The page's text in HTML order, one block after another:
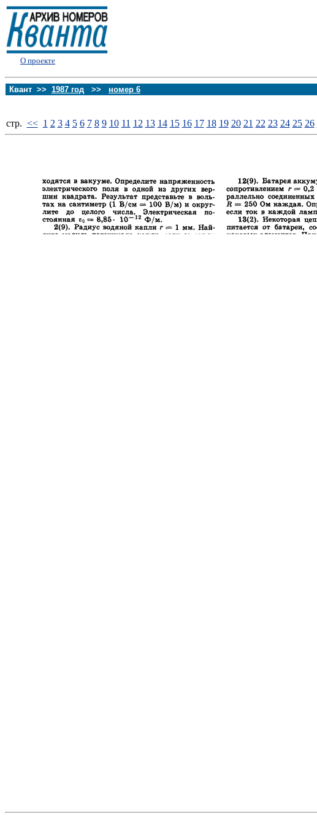
О проекте
Квант >> 1987 год >> номер 6
стp. << 1 2 3 4 5 6 7 8 9 10 11 12 13 14 15 16 17 18 19 20 21 22 23 24 25 26